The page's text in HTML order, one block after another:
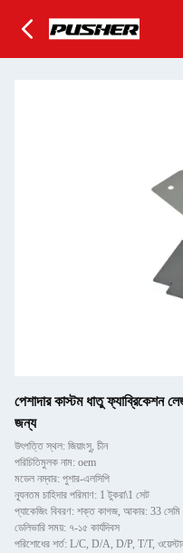
পেশাদার কাস্টম ধাতু ফ্যাব্রিকেশন
জন্য
উৎপত্তি স্থল: জিয়াংসু, চীন
পরিচিতিমুলক নাম: oem
মডেল নম্বার: পুশার-এলসিপি
ন্যূনতম চাহিদার পরিমাণ: 1 টুকরা\1 সেট
প্যাকেজিং বিবরণ: শক্ত কাগজ, আকার: 33
ডেলিভারি সময়: ৭-১৫ কার্যদিবস
পরিশোধের শর্ত: L/C, D/A, D/P, T/T,